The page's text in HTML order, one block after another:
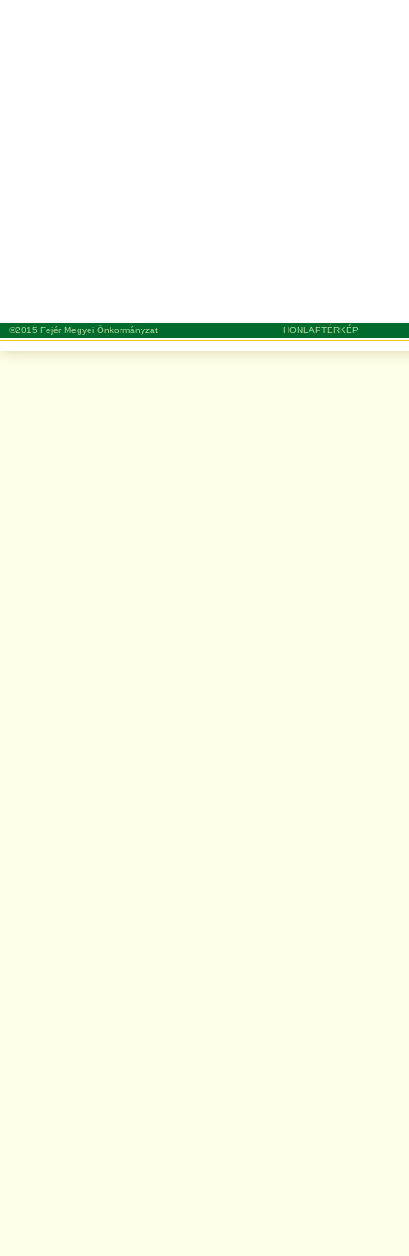
©2015 Fejér Megyei Önkormányzat HONLAPTÉRKÉP